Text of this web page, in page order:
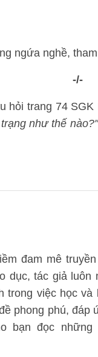
ngứa nghề,
-/-
hỏi trang 74
như thế nào?"
đam mê
dục, tác giả
trong việc học và
phong phú,
bạn đọc